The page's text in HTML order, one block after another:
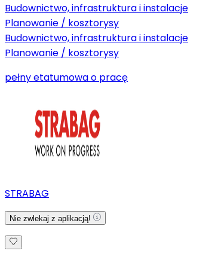
Budownictwo, infrastruktura i instalacje
Planowanie / kosztorysy
Budownictwo, infrastruktura i instalacje
Planowanie / kosztorysy
pełny etatumowa o pracę
STRABAG
Nie zwlekaj z aplikacją!